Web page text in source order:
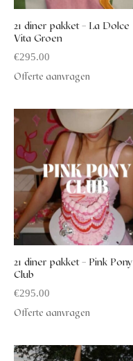
21 diner pakket – La Dolce
Vita Groen
€295.00
Offerte aanvragen
21 diner pakket – Pink Pony
Club
€295.00
Offerte aanvragen